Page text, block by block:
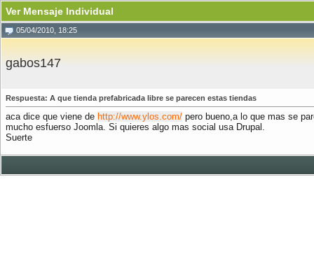
Ver Mensaje Individual
05/04/2010, 18:25
gabos147
Respuesta: A que tienda prefabricada libre se parecen estas tiendas
aca dice que viene de http://www.ylos.com/ pero bueno,a lo que mas se
mucho esfuerso Joomla. Si quieres algo mas social usa Drupal.
Suerte